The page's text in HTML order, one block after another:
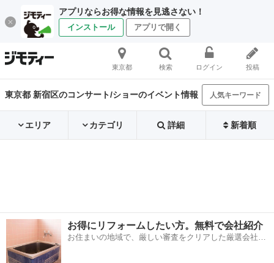
アプリならお得な情報を見逃さない！
インストール アプリで開く
東京都 検索 ログイン 投稿
東京都 新宿区のコンサート/ショーのイベント情報 人気キーワード
エリア カテゴリ 詳細 新着順
お得にリフォームしたい方。無料で会社紹介
お住まいの地域で、厳しい審査をクリアした厳選会社を